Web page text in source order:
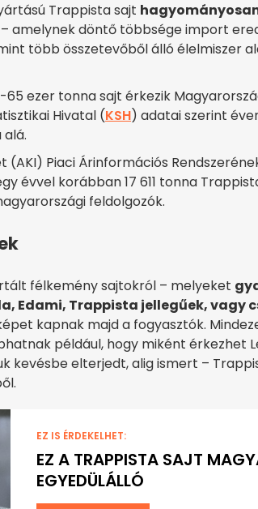
Trappista sajt
amelynek döntő többsége import
több összetevőből álló élelmiszer
ezer tonna sajt érkezik
Hivatal (KSH) adatai szerint
(AKI) Piaci Árinformációs
évvel korábban 17 611 tonna
feldolgozók.
félkemény sajtokról – melyeket
Edami, Trappista jellegűek, vagy
kapnak majd a fogyasztók.
például, hogy miként érkezhet
kevésbe elterjedt, alig ismert –
EZ IS ÉRDEKELHET:
EZ A TRAPPISTA SAJT
EGYEDÜLÁLLÓ